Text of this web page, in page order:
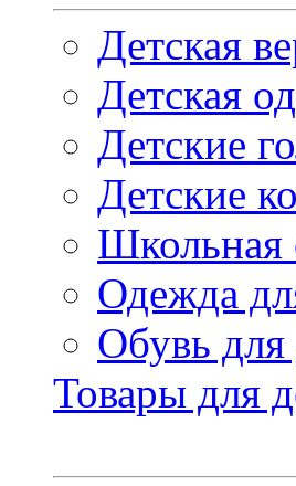
Детская
Детская
Детские
Детские
Школьная
Одежда
Обувь для
Товары для